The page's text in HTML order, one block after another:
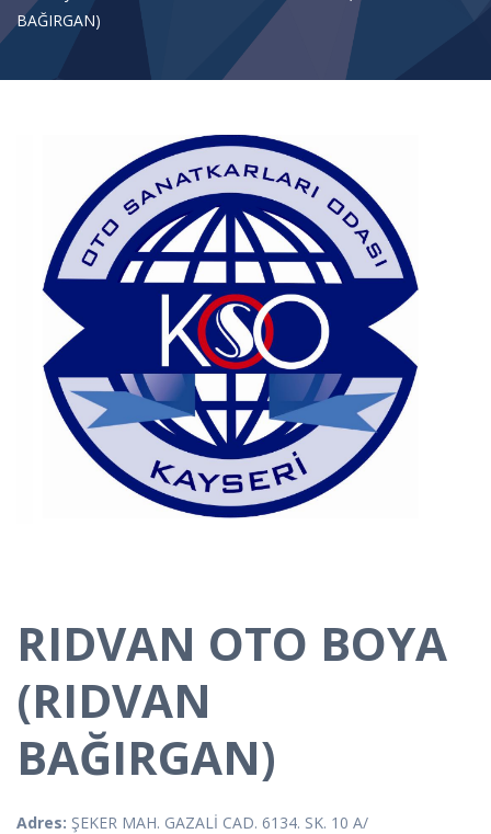
BAĞIRGAN)
RIDVAN OTO BOYA
(RIDVAN
BAĞIRGAN)
Adres: ŞEKER MAH. GAZALİ CAD. 6134. SK. 10 A/